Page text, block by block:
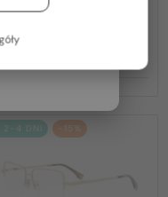
—Optična okvirja
2-4 DNI -15%